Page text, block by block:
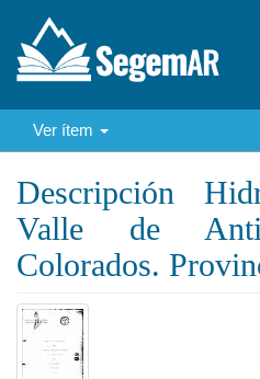
Ver ítem
Descripción
Valle de
Colorados.